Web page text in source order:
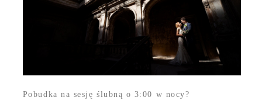
Pobudka na sesję ślubną o 3:00 w nocy?